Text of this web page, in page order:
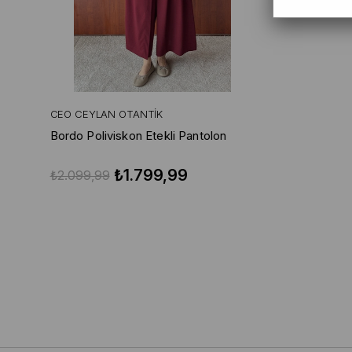
CEO CEYLAN OTANTIK
Bordo Poliviskon Etekli Pantolon
₺1.799,99
₺2.099,99